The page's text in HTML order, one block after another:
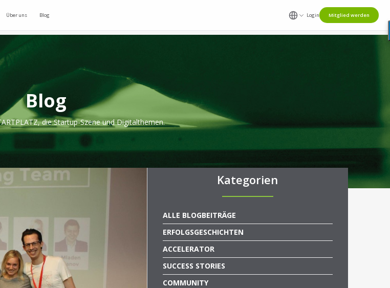
Über uns Blog Login Mitglied werden
Blog
die Startup-Szene und Digitalthemen.
Kategorien
ALLE BLOGBEITRÄGE
ERFOLGSGESCHICHTEN
ACCELERATOR
SUCCESS STORIES
COMMUNITY